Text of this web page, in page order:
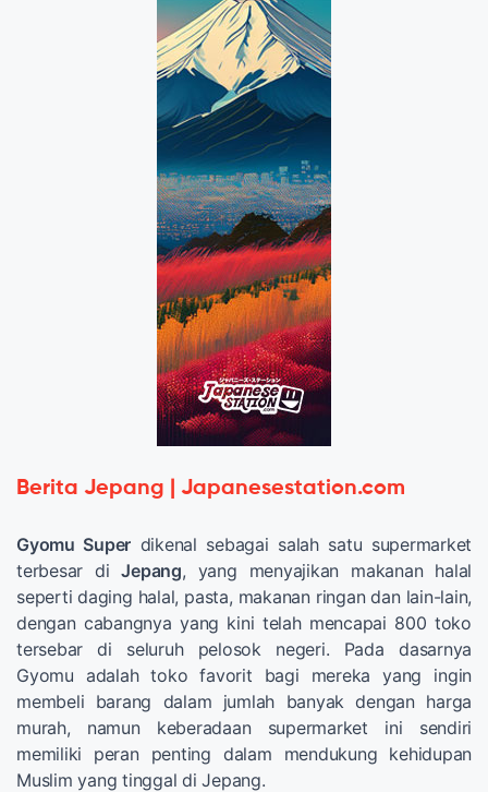
Berita Jepang | Japanesestation.com
Gyomu Super dikenal sebagai salah satu supermarket
terbesar diJepang, yang menyajikan makanan halal
seperti daging halal, pasta, makanan ringan dan lain-lain,
dengan cabangnya yang kini telah mencapai 800 toko
tersebar di seluruh pelosok negeri. Pada dasarnya
Gyomu adalah toko favorit bagi mereka yang ingin
membeli barang dalam jumlah banyak dengan harga
murah, namun keberadaan supermarket ini sendiri
memiliki peran penting dalam mendukung kehidupan
Muslim yang tinggal di Jepang.